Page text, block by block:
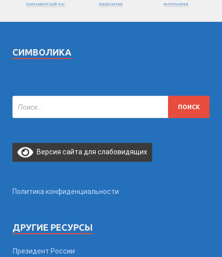
ПАРЛАМЕНТСКИЙ ЧАС ВИДЕОАРХИВ ФОТОГАЛЕРЕЯ
СИМВОЛИКА
Версия сайта для слабовидящих
Политика конфиденциальности
ДРУГИЕ РЕСУРСЫ
Президент России